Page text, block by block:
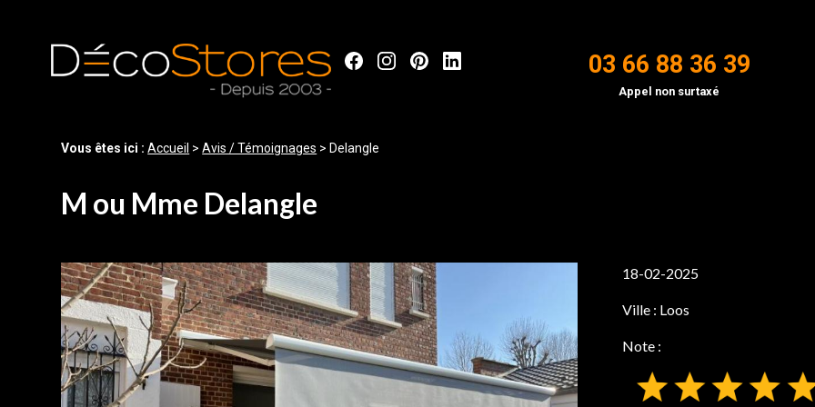
03 66 88 36 39
Appel non surtaxé
Vous êtes ici :Accueil >Avis / Témoignages > Delangle
M ou Mme Delangle
18-02-2025
Ville : Loos
Note :